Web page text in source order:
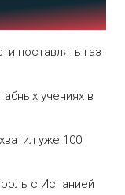
поставлять газ
учениях в
уже 100
с Испанией